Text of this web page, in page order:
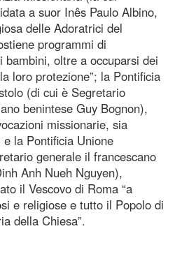
a suor Inês Paulo Albino,
delle Adoratrici del
programmi di
oltre a occuparsi dei
loro protezione”; la Pontificia
(di cui è Segretario
benintese Guy Bognon),
missionarie, sia
la Pontificia Unione
generale il francescano
Anh Nueh Nguyen),
il Vescovo di Roma “a
e religiose e tutto il Popolo di
della Chiesa”.